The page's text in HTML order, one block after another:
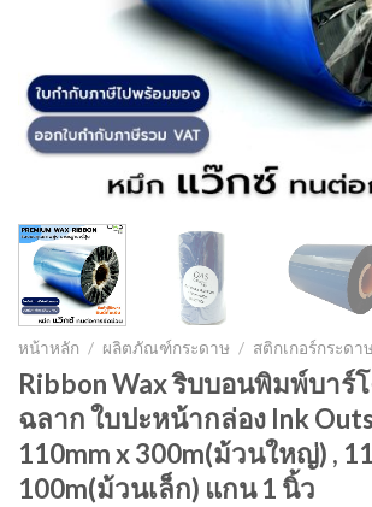
หน้าหลัก / ผลิตภัณฑ์กระดาษ / สติกเกอร์กระดา
Ribbon Wax ริบบอนพิมพ์บาร์
ฉลาก ใบปะหน้ากล่อง Ink
110mm x 300m(ม้วนใหญ่) ,
100m(ม้วนเล็ก) แกน 1 นิ้ว